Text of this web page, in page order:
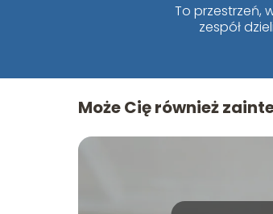
To przestrzeń,
zespół
Może Cię również